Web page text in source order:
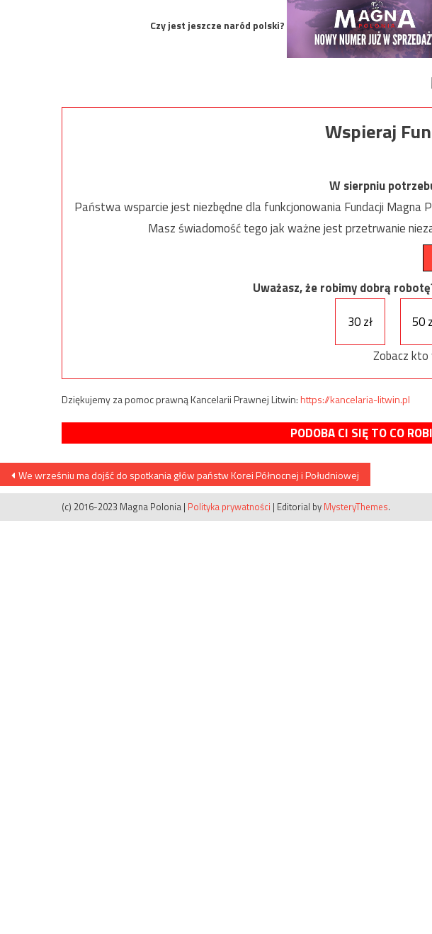
Czy jest jeszcze naród polski?
Wspieraj
W sierpniu
Państwa wsparcie jest niezbędne dla funkcjonowania Fundacji Magna
Masz świadomość tego jak ważne jest przetrwanie
Uważasz, że robimy dobrą
30 zł
50
Zobacz kto
Dziękujemy za pomoc prawną Kancelarii Prawnej Litwin:https://kancelaria-litwin.pl
PODOBA CI SIĘ TO CO
Nawigacja
wpisu
We wrześniu ma dojść do spotkania głów państw Korei Północnej i Południowej
(c) 2016-2023 Magna Polonia | Polityka prywatności | Editorial by MysteryThemes.